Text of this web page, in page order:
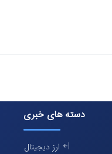
دسته های خبری
ارز دیجیتال